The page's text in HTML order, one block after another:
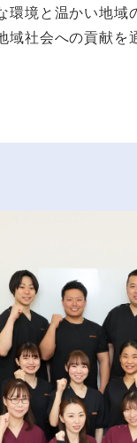
環境と温かい地
域社会への貢献